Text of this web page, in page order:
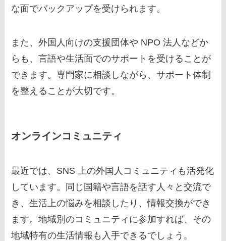
な面でバックアップを受けられます。
また、外国人向けの支援団体や NPO 法人などか
らも、言語や生活面でのサポートを受けることが
できます。専門家に相談しながら、サポート体制
を整えることが大切です。
オンラインコミュニティ
最近では、SNS 上の外国人コミュニティも活発化
しています。同じ国籍や言語を話す人々と交流で
き、生活上の悩みを相談したり、情報交換ができ
ます。地域別のコミュニティに参加すれば、その
地域特有の生活情報も入手できるでしょう。